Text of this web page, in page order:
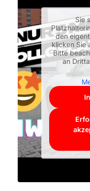
Sie
den
klicken Sie
Bitte
an